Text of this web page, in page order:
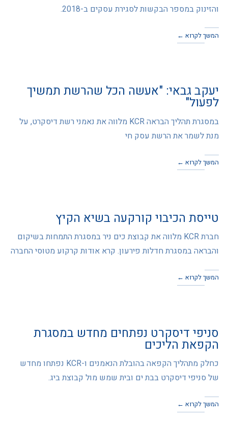
והזינוק במספר הבקשות לסגירת עסקים ב-2018.
המשך לקרוא ←
יעקב גבאי: "אעשה הכל שהרשת תמשיך
לפעול"
במסגרת תהליך הבראה KCR מלווה את נאמני רשת דיסקרט, על
מנת לשמר את הרשת עסק חי
המשך לקרוא ←
טייסת הכיבוי קורקעה בשיא הקיץ
חברת KCR מלווה את קבוצת כים ניר במסגרת התמחות בשיקום
והבראה במסגרת חדלות פירעון. קרא אודות קרקוע מטוסי החברה
המשך לקרוא ←
סניפי דיסקרט נפתחים מחדש במסגרת
הקפאת הליכים
כחלק מתהליך הקפאה בהובלת הנאמנים ו-KCR נפתחו מחדש
של סניפי דיסקרט בבת ים ובית שמש מול קבוצת ביג.
המשך לקרוא ←